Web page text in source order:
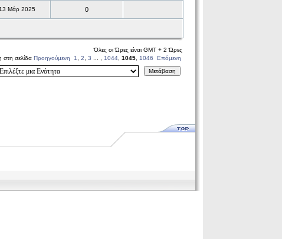
13 Μάρ 2025 0
Όλες οι Ώρες είναι GMT + 2 Ώρες
στη σελίδα Προηγούμενη 1 2 3 1044, 1045, 1046
Επόμενη
Μετάβαση